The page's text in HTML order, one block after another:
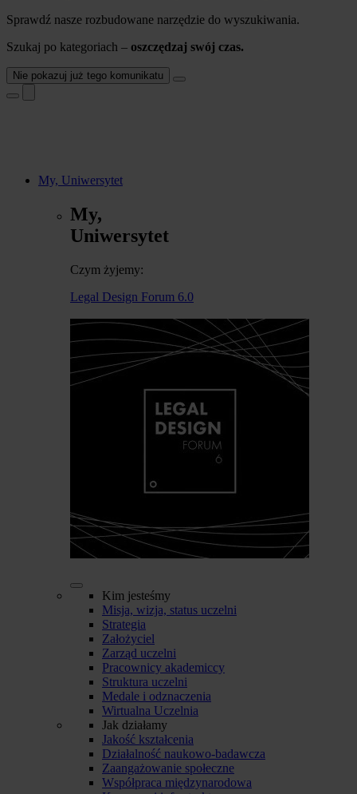
Sprawdź nasze rozbudowane narzędzie do wyszukiwania.
Szukaj po kategoriach – oszczędzaj swój czas.
Nie pokazuj już tego komunikatu
My, Uniwersytet
My,
Uniwersytet
Czym żyjemy:
Legal Design Forum 6.0
Kim jesteśmy
Misja, wizja, status uczelni
Strategia
Założyciel
Zarząd uczelni
Pracownicy akademiccy
Struktura uczelni
Medale i odznaczenia
Wirtualna Uczelnia
Jak działamy
Jakość kształcenia
Działalność naukowo-badawcza
Zaangażowanie społeczne
Współpraca międzynarodowa